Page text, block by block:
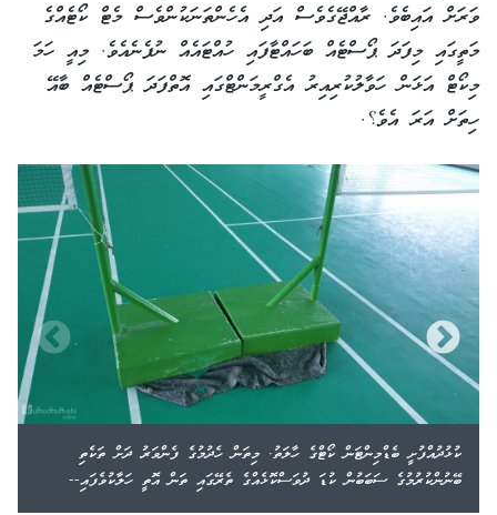
ވަރަށް އައިބެވެ. ރާއްޖޭގެވެސް އަދި އެހެންތަނަކުންވެސް މެޓް ކޯޓެއްގެ
މަތީގައި މިފަދަ ޕޯސްޓެއް ބަހައްޓާފައި ހުއްޓައެއް ނުފެނެއެވެ. މިއީ ހަމަ
މިކޯޓް އަޅަން ހަވާލުކުރިއިރު އެގްރީމަންޓްގައި އޮތްފަދަ ޕޯސްޓެއް ބާއޭ
ހިތަށް އަރަ އެވެ؟.
ކުޅުދުއްފުށީ ބެޑްމިންޓަން ކޯޓްގެ ހާލަތު. މިތަން ހެދުމުގެ ފެންވަރު ދަށް ތަކެތި
ބޭނުންކުރުމުގެ ސަބަބުން ކުޑަ ދުވަސްކޮޅެއްގެ ތެރޭގައި ތަން އޮތީ ހަލާކުވެފައި--